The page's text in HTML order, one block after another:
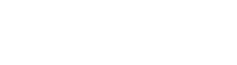
된답니다. 경찰에서는 지나 4월부터 법규위반 행위에 대해 집중 단속을 펼치고, 단
육과 더불어 업주를 대상으로 이륜차를 운행하는 종업원의 교토업규 위반행위에